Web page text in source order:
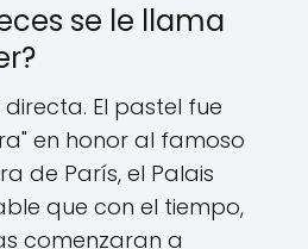
se le llama
El pastel fue
en honor al famoso
de París, el Palais
que con el tiempo,
comenzaran a